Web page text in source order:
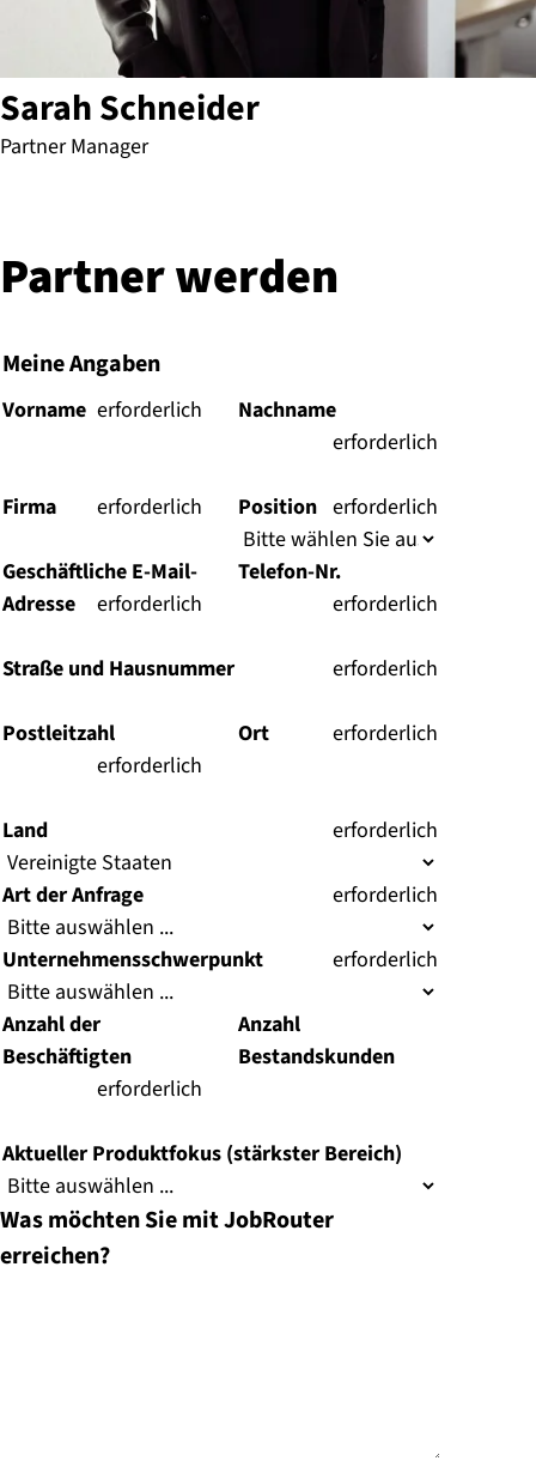
Sarah Schneider
Partner Manager
Partner werden
Meine Angaben
Vorname (
erforderlich
Nachname
(
erforderlich
Firma
(
erforderlich
Position (
erforderlich
)
Geschäftliche E-Mail-
Adresse
(
erforderlich
Telefon-Nr.
(
erforderlich
Straße und Hausnummer
(
erforderlich
Postleitzahl
(
erforderlich
Ort (
erforderlich
Land (
erforderlich
Art der Anfrage
(
erforderlich
Unternehmensschwerpunkt
(
erforderlich
Anzahl der
Beschäftigten
(
erforderlich
Anzahl
Bestandskunden
Aktueller Produktfokus (stärkster Bereich)
Was möchten Sie mit JobRouter
erreichen?